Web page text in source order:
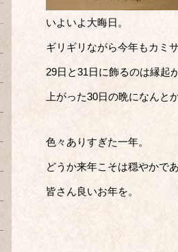
いよいよ大晦日。
ギリギリながら今年もカミ
29日と31日に飾るのは縁起
上がった30日の晩になんと
色々ありすぎた一年。
どうか来年こそは穏やかで
皆さん良いお年を。